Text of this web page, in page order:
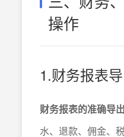
操作
1.财务报表
财务报表的准确导
水、退款、佣金、